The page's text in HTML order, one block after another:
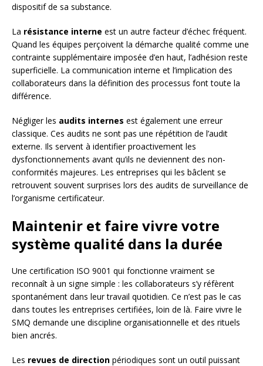
dispositif de sa substance.
La résistance interne est un autre facteur d’échec fréquent.
Quand les équipes perçoivent la démarche qualité comme une
contrainte supplémentaire imposée d’en haut, l’adhésion reste
superficielle. La communication interne et l’implication des
collaborateurs dans la définition des processus font toute la
différence.
Négliger les audits internes est également une erreur
classique. Ces audits ne sont pas une répétition de l’audit
externe. Ils servent à identifier proactivement les
dysfonctionnements avant qu’ils ne deviennent des non-
conformités majeures. Les entreprises qui les bâclent se
retrouvent souvent surprises lors des audits de surveillance de
l’organisme certificateur.
Maintenir et faire vivre votre
système qualité dans la durée
Une certification ISO 9001 qui fonctionne vraiment se
reconnaît à un signe simple : les collaborateurs s’y réfèrent
spontanément dans leur travail quotidien. Ce n’est pas le cas
dans toutes les entreprises certifiées, loin de là. Faire vivre le
SMQ demande une discipline organisationnelle et des rituels
bien ancrés.
Les revues de direction périodiques sont un outil puissant